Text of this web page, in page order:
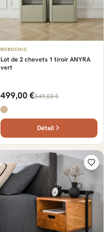
BOBOCHIC
Lot de 2 chevets 1 tiroir ANYRA
vert
499,00 €549,00 €
Détail